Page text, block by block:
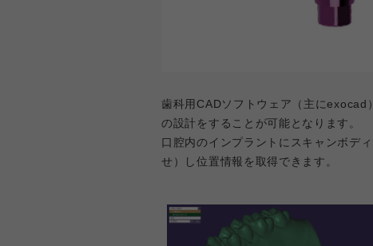
歯科用CADソフトウェア（主にexocad
の設計をすることが可能となります。
口腔内のインプラントにスキャンボデ
せ）し位置情報を取得できます。